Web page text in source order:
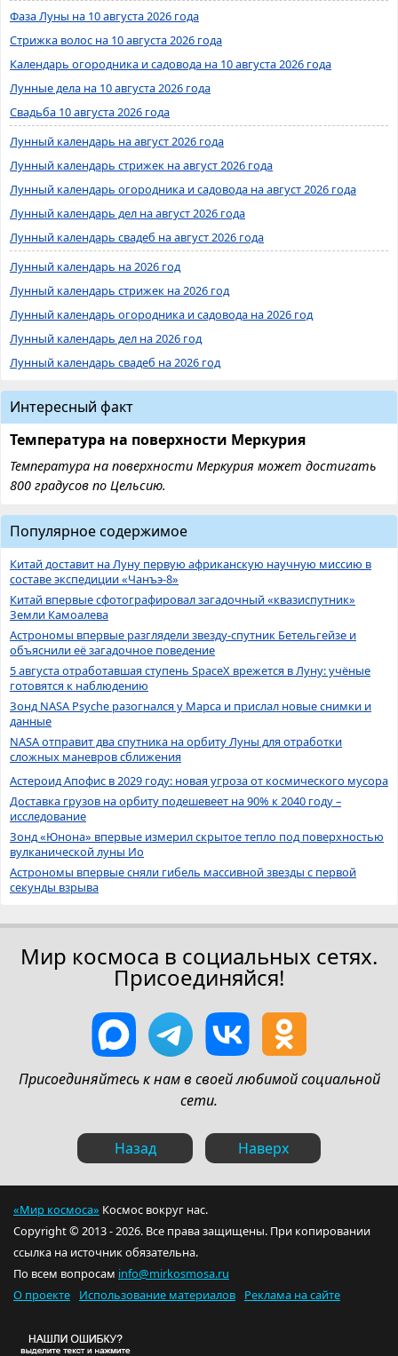
Фаза Луны на 10 августа 2026 года
Стрижка волос на 10 августа 2026 года
Календарь огородника и садовода на 10 августа 2026 года
Лунные дела на 10 августа 2026 года
Свадьба 10 августа 2026 года
Лунный календарь на август 2026 года
Лунный календарь стрижек на август 2026 года
Лунный календарь огородника и садовода на август 2026 года
Лунный календарь дел на август 2026 года
Лунный календарь свадеб на август 2026 года
Лунный календарь на 2026 год
Лунный календарь стрижек на 2026 год
Лунный календарь огородника и садовода на 2026 год
Лунный календарь дел на 2026 год
Лунный календарь свадеб на 2026 год
Интересный факт
Температура на поверхности Меркурия
Температура на поверхности Меркурия может достигать
800 градусов по Цельсию.
Популярное содержимое
Китай доставит на Луну первую африканскую научную миссию в
составе экспедиции «Чанъэ-8»
Китай впервые сфотографировал загадочный «квазиспутник»
Земли Камоалева
Астрономы впервые разглядели звезду-спутник Бетельгейзе и
объяснили её загадочное поведение
5 августа отработавшая ступень SpaceX врежется в Луну: учёные
готовятся к наблюдению
Зонд NASA Psyche разогнался у Марса и прислал новые снимки и
данные
NASA отправит два спутника на орбиту Луны для отработки
сложных маневров сближения
Астероид Апофис в 2029 году: новая угроза от космического мусора
Доставка грузов на орбиту подешевеет на 90% к 2040 году –
исследование
Зонд «Юнона» впервые измерил скрытое тепло под поверхностью
вулканической луны Ио
Астрономы впервые сняли гибель массивной звезды с первой
секунды взрыва
Мир космоса в социальных сетях.
Присоединяйся!
Присоединяйтесь к нам в своей любимой социальной
сети.
Назад Наверх
«Мир космоса» Космос вокруг нас.
Copyright © 2013 - 2026. Все права защищены. При копировании
ссылка на источник обязательна.
По всем вопросам info@mirkosmosa.ru
О проекте
Использование материалов Реклама на сайте